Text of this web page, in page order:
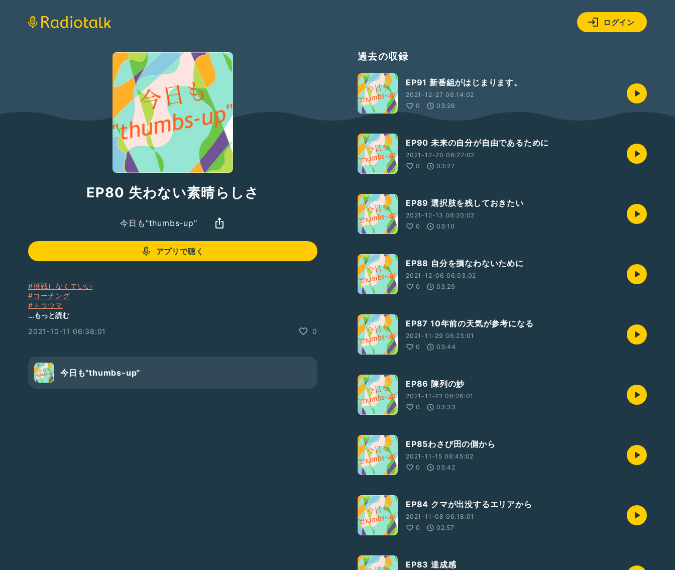
ログイン
EP80 失わない素晴らしさ
今日も"thumbs-up"
アプリで聴く
#挑戦しなくていい
#コーチング
#トラウマ
#globalflowering
...もっと読む
2021-10-11 06:38:01
0
今日も"thumbs-up"
過去の収録
EP91 新番組がはじまります。
2021-12-27 06:14:02
0
03:26
EP90 未来の自分が自由であるために
2021-12-20 06:27:02
0
03:27
EP89 選択肢を残しておきたい
2021-12-13 06:20:02
0
03:10
EP88 自分を損なわないために
2021-12-06 06:03:02
0
03:29
EP87 10年前の天気が参考になる
2021-11-29 06:23:01
0
03:44
EP86 陳列の妙
2021-11-22 06:26:01
0
03:33
EP85わさび田の側から
2021-11-15 06:45:02
0
03:42
EP84 クマが出没するエリアから
2021-11-08 06:18:01
0
02:57
EP83 達成感